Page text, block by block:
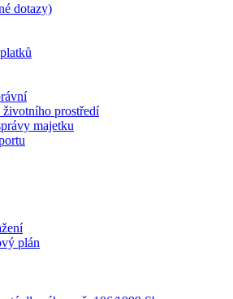
dotazy)
prostředí
majetku
plán